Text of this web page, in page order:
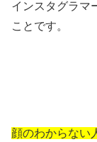
インスタグラマ
ことです。
顔のわからない